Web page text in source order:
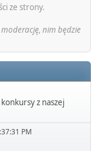
ze strony.
moderację, nim będzie
z naszej
PM